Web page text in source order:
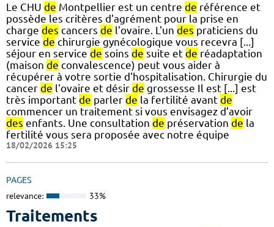
Le CHU de Montpellier est un centre de référence et
possède les critères d'agrément pour la prise en
charge des cancers de l'ovaire. L'un des praticiens du
service de chirurgie gynécologique vous recevra [...]
séjour en service de soins de suite et de réadaptation
(maison de convalescence) peut vous aider à
récupérer à votre sortie d'hospitalisation. Chirurgie du
cancer de l'ovaire et désir de grossesse Il est [...] est
très important de parler de la fertilité avant de
commencer un traitement si vous envisagez d’avoir
des enfants. Une consultation de préservation de la
fertilité vous sera proposée avec notre équipe
18/02/2026 15:25
PAGES
relevance: 33%
Traitements